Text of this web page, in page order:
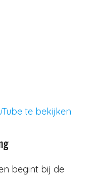
te bekijken
begint bij de